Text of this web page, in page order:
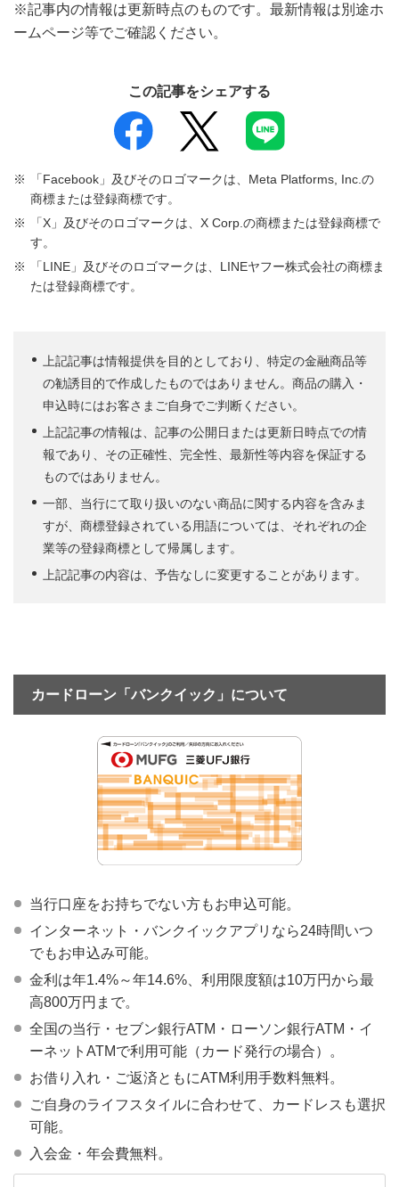
※記事内の情報は更新時点のものです。最新情報は別途ホ
ームページ等でご確認ください。
この記事をシェアする
「Facebook」及びそのロゴマークは、Meta Platforms, Inc.の
商標または登録商標です。
「X」及びそのロゴマークは、X Corp.の商標または登録商標で
す。
「LINE」及びそのロゴマークは、LINEヤフー株式会社の商標ま
たは登録商標です。
上記記事は情報提供を目的としており、特定の金融商品等
の勧誘目的で作成したものではありません。商品の購入・
申込時にはお客さまご自身でご判断ください。
上記記事の情報は、記事の公開日または更新日時点での情
報であり、その正確性、完全性、最新性等内容を保証する
ものではありません。
一部、当行にて取り扱いのない商品に関する内容を含みま
すが、商標登録されている用語については、それぞれの企
業等の登録商標として帰属します。
上記記事の内容は、予告なしに変更することがあります。
カードローン「バンクイック」について
当行口座をお持ちでない方もお申込可能。
インターネット・バンクイックアプリなら24時間いつ
でもお申込み可能。
金利は年1.4%～年14.6%、利用限度額は10万円から最
高800万円まで。
全国の当行・セブン銀行ATM・ローソン銀行ATM・イ
ーネットATMで利用可能（カード発行の場合）。
お借り入れ・ご返済ともにATM利用手数料無料。
ご自身のライフスタイルに合わせて、カードレスも選択
可能。
入会金・年会費無料。